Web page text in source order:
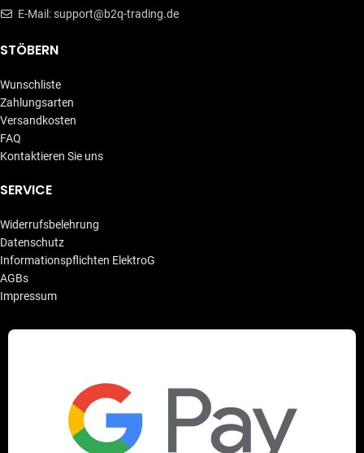
E-Mail: support@b2q-trading.de
STÖBERN
Wunschliste
Zahlungsarten
Versandkosten
FAQ
Kontaktieren Sie uns
SERVICE
Widerrufsbelehrung
Datenschutz
Informationspflichten ElektroG
AGBs
Impressum